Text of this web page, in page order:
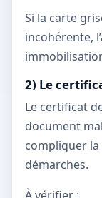
Si la carte
incohérente,
2) Le
Le certificat
document
compliquer
démarches.
À vérifier :